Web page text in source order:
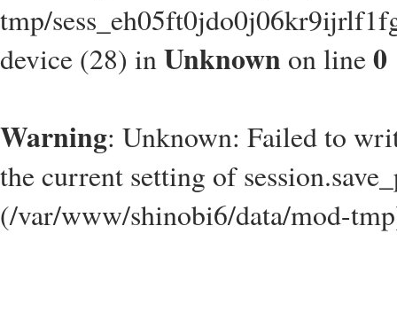
tmp/
device (28) inUnknown on line0
Warning: Unknown: Failed to
the current setting of
(/var/www/shinobi6/data/mod-